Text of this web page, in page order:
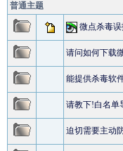
普通主题
微点杀毒
请问如何下载
能提供杀毒软
请教下!白名单
迫切需要主动